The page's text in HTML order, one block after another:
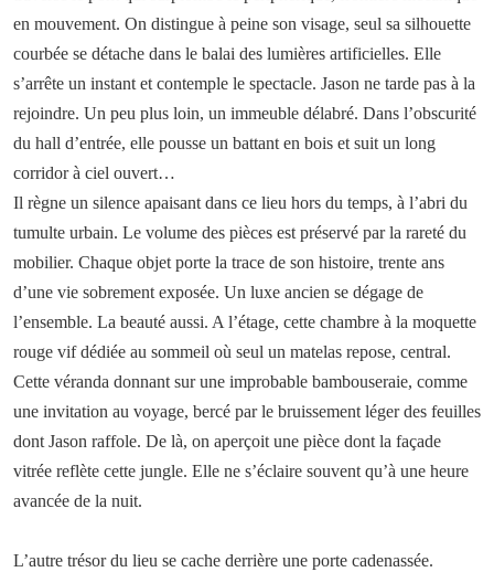
en mouvement. On distingue à peine son visage, seul sa silhouette
courbée se détache dans le balai des lumières artificielles. Elle
s’arrête un instant et contemple le spectacle. Jason ne tarde pas à la
rejoindre. Un peu plus loin, un immeuble délabré. Dans l’obscurité
du hall d’entrée, elle pousse un battant en bois et suit un long
corridor à ciel ouvert…
Il règne un silence apaisant dans ce lieu hors du temps, à l’abri du
tumulte urbain. Le volume des pièces est préservé par la rareté du
mobilier. Chaque objet porte la trace de son histoire, trente ans
d’une vie sobrement exposée. Un luxe ancien se dégage de
l’ensemble. La beauté aussi. A l’étage, cette chambre à la moquette
rouge vif dédiée au sommeil où seul un matelas repose, central.
Cette véranda donnant sur une improbable bambouseraie, comme
une invitation au voyage, bercé par le bruissement léger des feuilles
dont Jason raffole. De là, on aperçoit une pièce dont la façade
vitrée reflète cette jungle. Elle ne s’éclaire souvent qu’à une heure
avancée de la nuit.
L’autre trésor du lieu se cache derrière une porte cadenassée.